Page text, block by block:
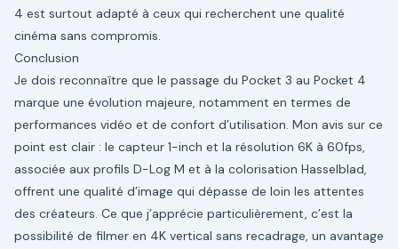
4 est surtout adapté à ceux qui recherchent une qualité
cinéma sans compromis.
Conclusion
Je dois reconnaître que le passage du Pocket 3 au Pocket 4
marque une évolution majeure, notamment en termes de
performances vidéo et de confort d’utilisation. Mon avis sur ce
point est clair : le capteur 1-inch et la résolution 6K à 60fps,
associée aux profils D-Log M et à la colorisation Hasselblad,
offrent une qualité d’image qui dépasse de loin les attentes
des créateurs. Ce que j’apprécie particulièrement, c’est la
possibilité de filmer en 4K vertical sans recadrage, un avantage